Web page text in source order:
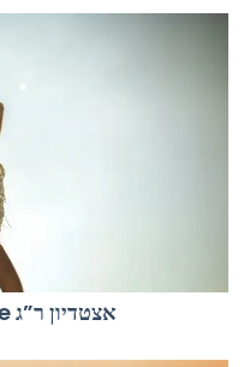
אודיה – עשר רמות מעליו – Live אצטדיון ר”ג